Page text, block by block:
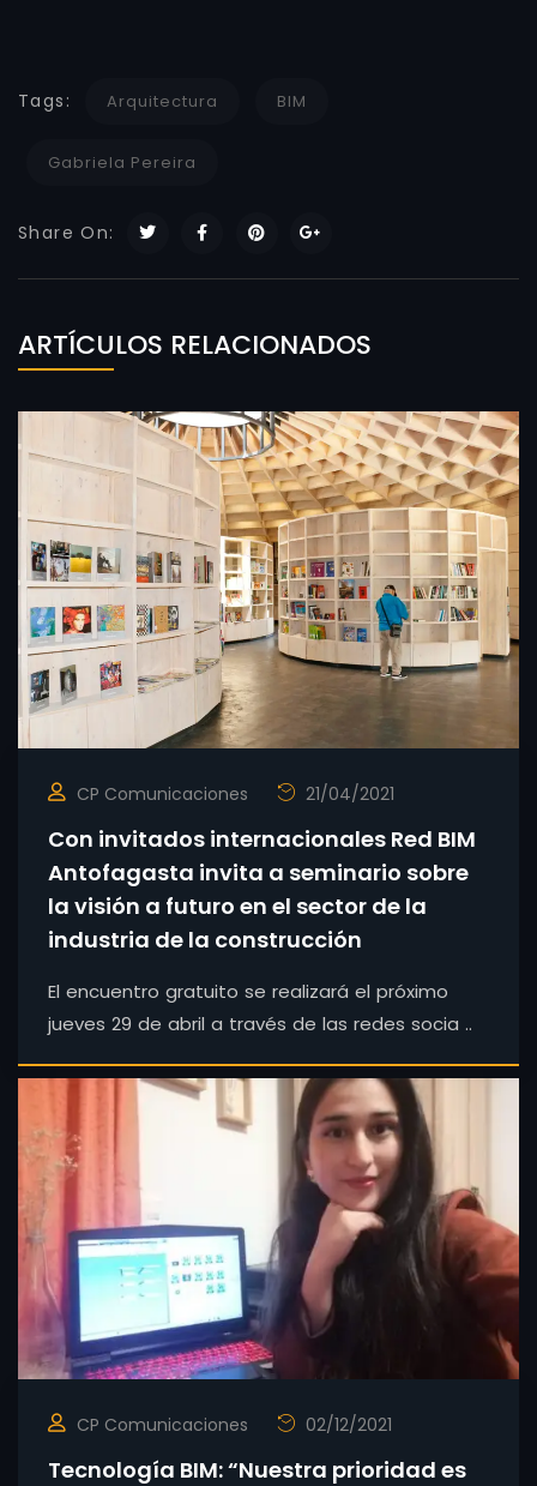
Tags: Arquitectura BIM
Gabriela Pereira
Share On:
ARTÍCULOS RELACIONADOS
CP Comunicaciones 21/04/2021
Con invitados internacionales Red BIM
Antofagasta invita a seminario sobre
la visión a futuro en el sector de la
industria de la construcción
El encuentro gratuito se realizará el próximo
jueves 29 de abril a través de las redes socia ..
CP Comunicaciones 02/12/2021
Tecnología BIM: “Nuestra prioridad es